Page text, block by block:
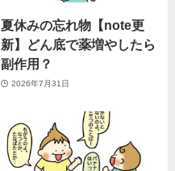
夏休みの忘れ物【note更
新】どん底で薬増やしたら
副作用？
2026年7月31日